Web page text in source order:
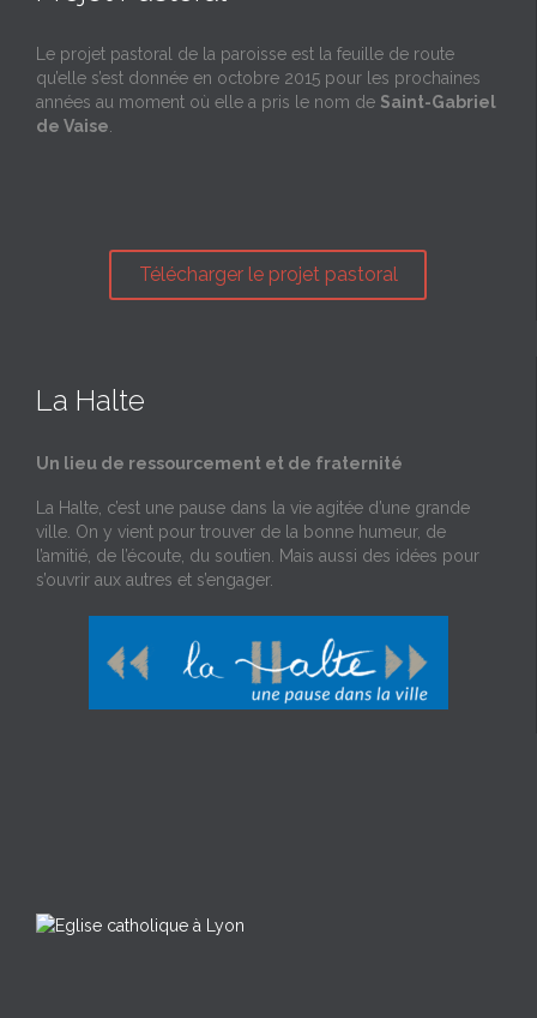
Le projet pastoral de la paroisse est la feuille de route
qu’elle s’est donnée en octobre 2015 pour les prochaines
années au moment où elle a pris le nom de Saint-Gabriel
de Vaise
Télécharger le projet pastoral
La Halte
Un lieu de ressourcement et de fraternité
La Halte, c’est une pause dans la vie agitée d’une grande
ville. On y vient pour trouver de la bonne humeur, de
l’amitié, de l’écoute, du soutien. Mais aussi des idées pour
s’ouvrir aux autres et s’engager.